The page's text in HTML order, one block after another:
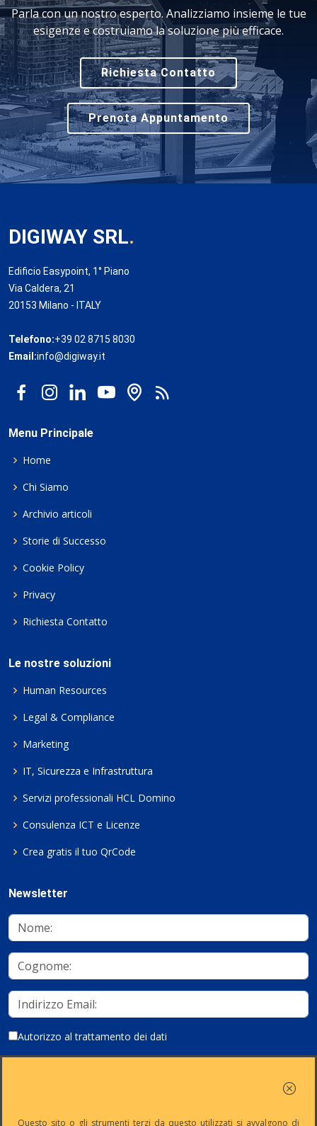
Parla con un nostro esperto. Analizziamo insieme le tue
esigenze e costruiamo la soluzione più efficace.
Richiesta Contatto
Prenota Appuntamento
DIGIWAY SRL.
Edificio Easypoint, 1° Piano
Via Caldera, 21
20153 Milano - ITALY
Telefono:+39 02 8715 8030
Email:info@digiway.it
Menu Principale
Home
Chi Siamo
Archivio articoli
Storie di Successo
Cookie Policy
Privacy
Richiesta Contatto
Le nostre soluzioni
Human Resources
Legal & Compliance
Marketing
IT, Sicurezza e Infrastruttura
Servizi professionali HCL Domino
Consulenza ICT e Licenze
Crea gratis il tuo QrCode
Newsletter
Autorizzo al trattamento dei dati
Questo sito o gli strumenti terzi da questo utilizzati si avvalgono di